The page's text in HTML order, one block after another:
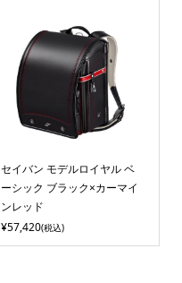
セイバン モデルロイヤル ベ
ーシック ブラック×カーマイ
ンレッド
¥57,420(税込)